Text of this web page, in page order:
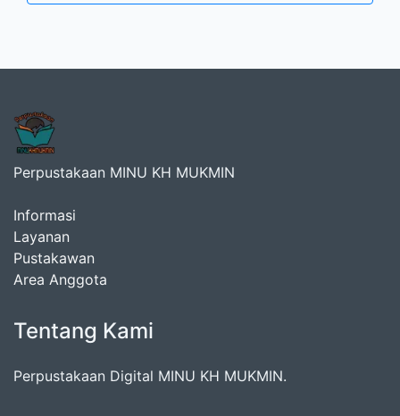
Perpustakaan MINU KH MUKMIN
Informasi
Layanan
Pustakawan
Area Anggota
Tentang Kami
Perpustakaan Digital MINU KH MUKMIN.